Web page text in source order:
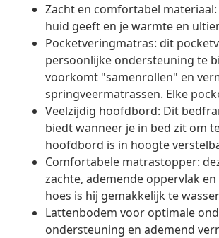
Zacht en comfortabel
huid geeft en je warmte en
Pocketveringmatras: dit
persoonlijke ondersteuning te
voorkomt "samenrollen" en
springveermatrassen. Elke
Veelzijdig hoofdbord: Dit
biedt wanneer je in bed zit om
hoofdbord is in hoogte
Comfortabele matrastopper:
zachte, ademende oppervlak
hoes is hij gemakkelijk te
Lattenbodem voor optimale
ondersteuning en ademend